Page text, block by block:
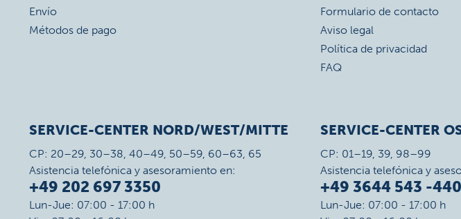
Envío
Métodos de pago
Formulario de contacto
Aviso legal
Política de privacidad
FAQ
SERVICE-CENTER NORD/WEST/MITTE
CP: 20–29, 30–38, 40–49, 50–59, 60–63, 65
Asistencia telefónica y asesoramiento en:
+49 202 697 3350
Lun-Jue: 07:00 - 17:00 h
SERVICE-CENTER
CP: 01–19, 39, 98–99
Asistencia telefónica y
+49 3644 543 -
Lun-Jue: 07:00 - 17:00 h